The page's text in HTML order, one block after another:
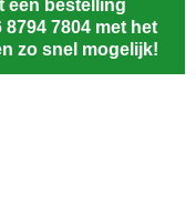
een bestelling
7804 met het
zo snel mogelijk!